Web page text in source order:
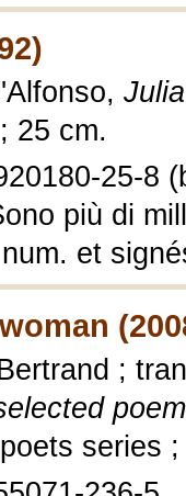
Julia
25 cm.
25-8
più di
et
;
series